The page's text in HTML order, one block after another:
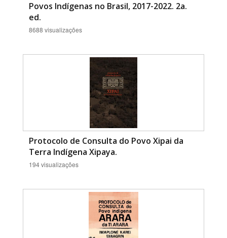
Povos Indígenas no Brasil, 2017-2022. 2a.
ed.
8688 visualizações
Protocolo de Consulta do Povo Xipai da
Terra Indígena Xipaya.
194 visualizações